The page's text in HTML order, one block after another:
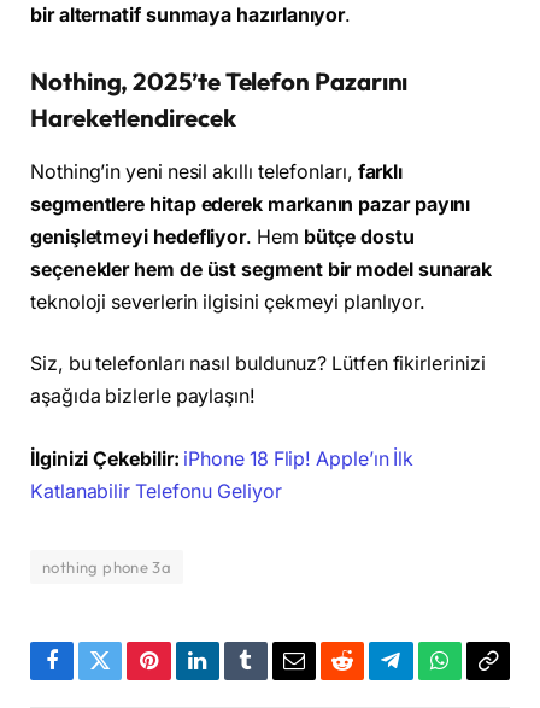
bir alternatif sunmaya hazırlanıyor.
Nothing, 2025’te Telefon Pazarını
Hareketlendirecek
Nothing’in yeni nesil akıllı telefonları, farklı
segmentlere hitap ederek markanın pazar payını
genişletmeyi hedefliyor. Hem bütçe dostu
seçenekler hem de üst segment bir model sunarak
teknoloji severlerin ilgisini çekmeyi planlıyor.
Siz, bu telefonları nasıl buldunuz? Lütfen fikirlerinizi
aşağıda bizlerle paylaşın!
İlginizi Çekebilir: iPhone 18 Flip! Apple’ın İlk
Katlanabilir Telefonu Geliyor
nothing phone 3a
Facebook
TwitterPinterestLinkedInTumblrEmailRedditTelegramWhatsApp